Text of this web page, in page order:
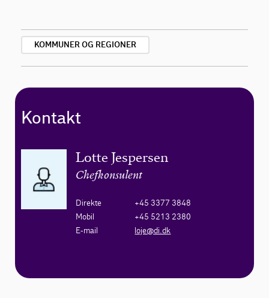
KOMMUNER OG REGIONER
Kontakt
Lotte Jespersen
Chefkonsulent
Direkte
+45 3377 3848
Mobil
+45 5213 2380
E-mail
loje@di.dk